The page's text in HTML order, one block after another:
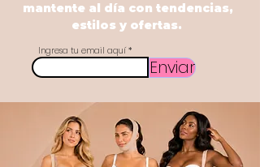
mantente al día con tendencias,
estilos y ofertas.
Ingresa tu email aquí
Enviar